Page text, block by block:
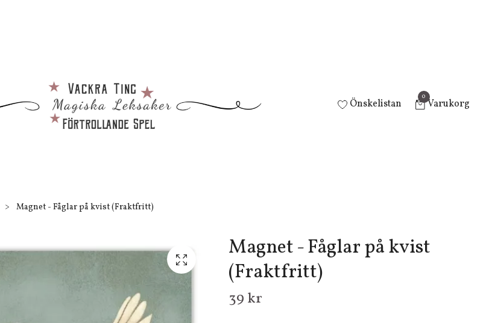
Önskelistan
0
Varukorg
Magnet - Fåglar på kvist (Fraktfritt)
Magnet - Fåglar på kvist
(Fraktfritt)
39 kr